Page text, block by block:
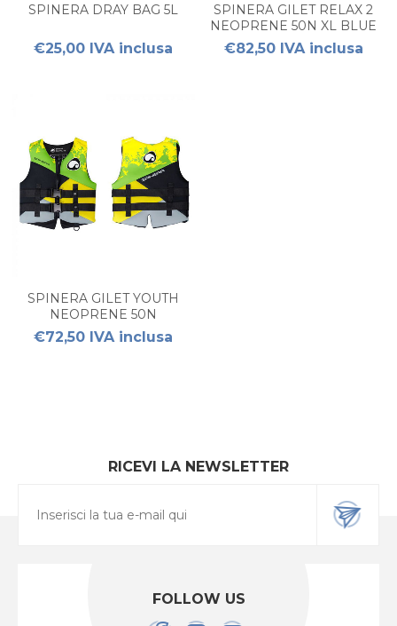
SPINERA DRAY BAG 5L
€25,00 IVA inclusa
SPINERA GILET RELAX 2
NEOPRENE 50N XL BLUE
€82,50 IVA inclusa
SPINERA GILET YOUTH
NEOPRENE 50N
€72,50 IVA inclusa
RICEVI LA NEWSLETTER
FOLLOW US